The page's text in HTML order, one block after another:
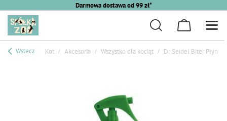
Darmowa dostawa od 99 zł*
Wstecz Kot Akcesoria Wszystko dla kociąt Dr Seidel Biter Płyn